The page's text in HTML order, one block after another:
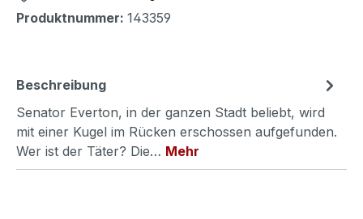
Produktnummer: 143359
Beschreibung
Senator Everton, in der ganzen Stadt beliebt, wird
mit einer Kugel im Rücken erschossen aufgefunden.
Wer ist der Täter? Die… Mehr